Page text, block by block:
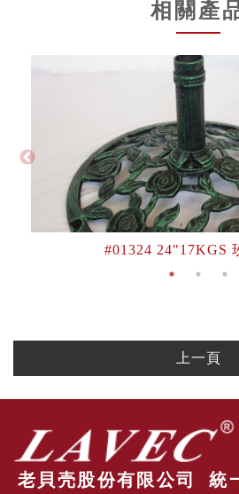
相關產
#01324 24"17KGS
上一頁
老貝壳股份有限公司 統